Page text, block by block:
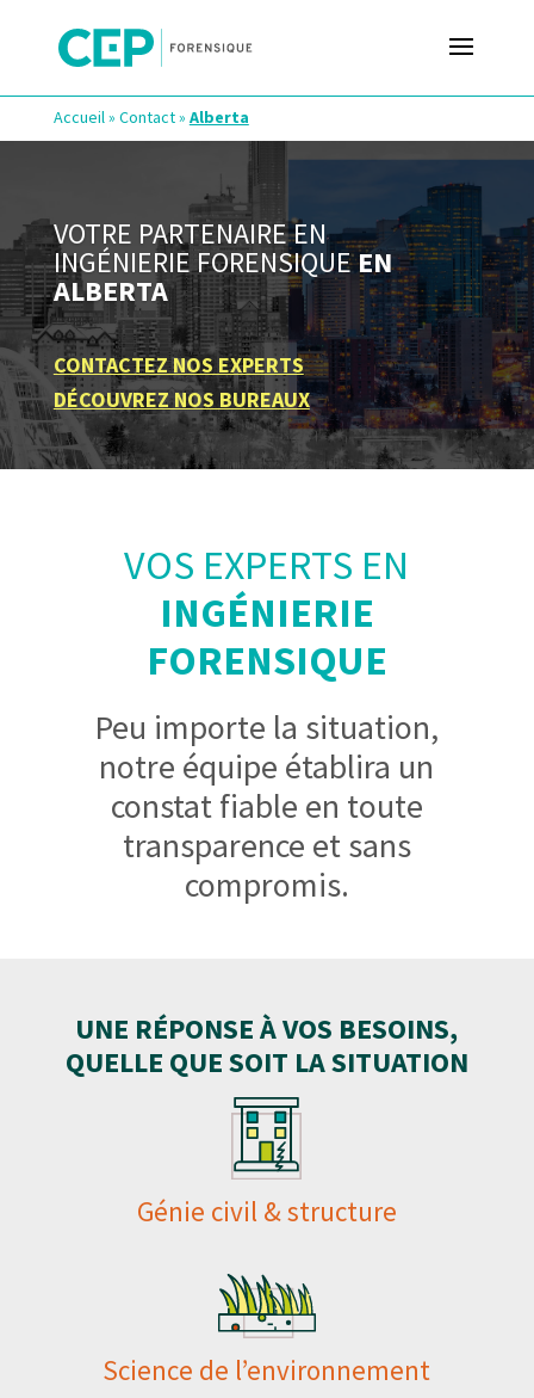
Accueil» Contact» Alberta
VOTRE PARTENAIRE EN
INGÉNIERIE FORENSIQUEEN
ALBERTA
CONTACTEZ NOS EXPERTS
DÉCOUVREZ NOS BUREAUX
VOS EXPERTS EN
INGÉNIERIE
FORENSIQUE
Peu importe la situation,
notre équipe établira un
constat fiable en toute
transparence et sans
compromis.
UNE RÉPONSE À VOS BESOINS,
QUELLE QUE SOIT LA SITUATION
Génie civil & structure
Science de l’environnement